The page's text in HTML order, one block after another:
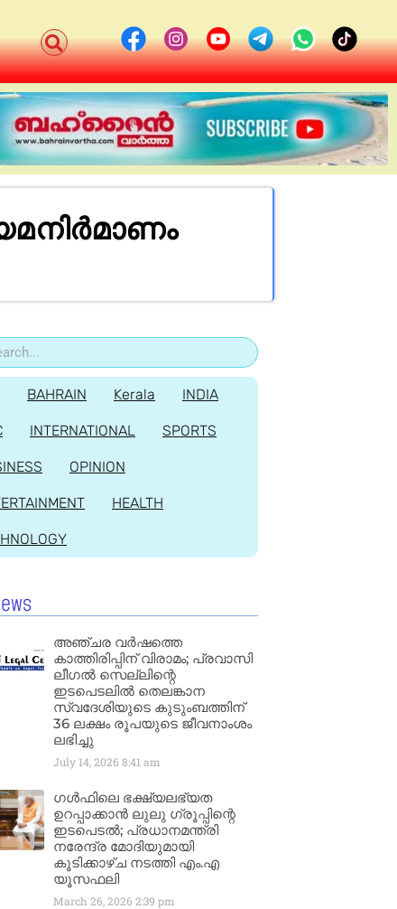
BAHRAIN Kerala INDIA
INTERNATIONAL SPORTS
OPINION
HEALTH
അഞ്ചര വർഷത്തെ
കാത്തിരിപ്പിന് വിരാമം; പ്രവാസി
ലീഗൽ സെല്ലിന്റെ
ഇടപെടലിൽ തെലങ്കാന
സ്വദേശിയുടെ കുടുംബത്തിന്
36 ലക്ഷം രൂപയുടെ ജീവനാംശം
ലഭിച്ചു
July 14, 2026 8:41 am
ഗൾഫിലെ ഭക്ഷ്യലഭ്യത
ഉറപ്പാക്കാൻ ലുലു ഗ്രൂപ്പിന്റെ
ഇടപെടൽ; പ്രധാനമന്ത്രി
നരേന്ദ്ര മോദിയുമായി
കൂടിക്കാഴ്ച നടത്തി എം.എ
യൂസഫലി
March 26, 2026 2:39 pm